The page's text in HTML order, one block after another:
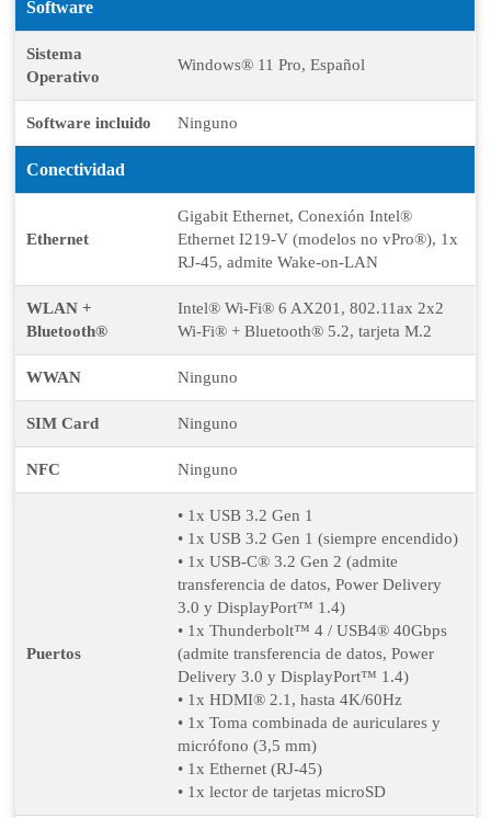
Software
Sistema
Operativo
Windows® 11 Pro, Español
Software incluido Ninguno
Conectividad
Ethernet
Gigabit Ethernet, Conexión Intel®
Ethernet I219-V (modelos no vPro®), 1x
RJ-45, admite Wake-on-LAN
WLAN +
Bluetooth®
Intel® Wi-Fi® 6 AX201, 802.11ax 2x2
Wi-Fi® + Bluetooth® 5.2, tarjeta M.2
WWAN Ninguno
SIM Card Ninguno
NFC Ninguno
Puertos
• 1x USB 3.2 Gen 1
• 1x USB 3.2 Gen 1 (siempre encendido)
• 1x USB-C® 3.2 Gen 2 (admite
transferencia de datos, Power Delivery
3.0 y DisplayPort™ 1.4)
• 1x Thunderbolt™ 4 / USB4® 40Gbps
(admite transferencia de datos, Power
Delivery 3.0 y DisplayPort™ 1.4)
• 1x HDMI® 2.1, hasta 4K/60Hz
• 1x Toma combinada de auriculares y
micrófono (3,5 mm)
• 1x Ethernet (RJ-45)
• 1x lector de tarjetas microSD